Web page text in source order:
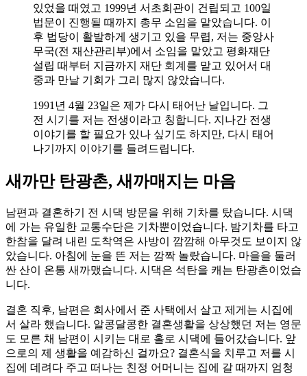
있었을 때였고 1999년 서초회관이 건립되고 100일
법문이 진행될 때까지 총무 소임을 맡았습니다. 이
후 법당이 활발하게 생기고 있을 무렵, 저는 중앙사
무국(전 재산관리부)에서 소임을 맡았고 평화재단
설립 때부터 지금까지 재단 회계를 맡고 있어서 대
중과 만날 기회가 그리 많지 않았습니다.
1991년 4월 23일은 제가 다시 태어난 날입니다. 그
전 시기를 저는 전생이라고 칭합니다. 지나간 전생
이야기를 할 필요가 있나 싶기도 하지만, 다시 태어
나기까지 이야기를 들려드립니다.
새까만 탄광촌, 새까매지는 마음
남편과 결혼하기 전 시댁 방문을 위해 기차를 탔습니다. 시댁
에 가는 유일한 교통수단은 기차뿐이었습니다. 밤기차를 타고
한참을 달려 내린 도착역은 사방이 깜깜해 아무것도 보이지 않
았습니다. 아침에 눈을 뜬 저는 깜짝 놀랐습니다. 마을을 둘러
싼 산이 온통 새까맸습니다. 시댁은 석탄을 캐는 탄광촌이었습
니다.
결혼 직후, 남편은 회사에서 준 사택에서 살고 제게는 시집에
서 살라 했습니다. 알콩달콩한 결혼생활을 상상했던 저는 영문
도 모른 채 남편이 시키는 대로 홀로 시댁에 들어갔습니다. 앞
으로의 제 생활을 예감하신 걸까요? 결혼식을 치루고 저를 시
집에 데려다 주고 떠나는 친정 어머니는 집에 갈 때까지 엄청